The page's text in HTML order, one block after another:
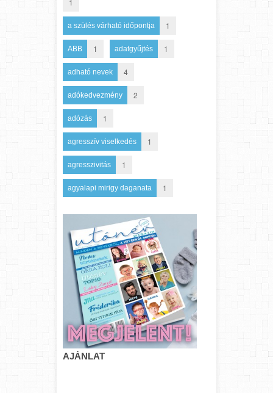
1
a szülés várható időpontja 1
ABB 1 adatgyűjtés 1
adható nevek 4
adókedvezmény 2
adózás 1
agresszív viselkedés 1
agresszivitás 1
agyalapi mirigy daganata 1
AJÁNLAT